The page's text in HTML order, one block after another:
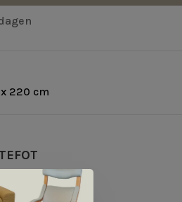
220 cm
D. Lundin